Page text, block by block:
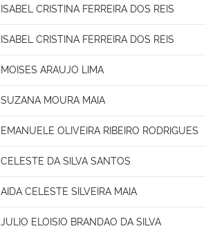
ISABEL CRISTINA FERREIRA DOS REIS
ISABEL CRISTINA FERREIRA DOS REIS
MOISES ARAUJO LIMA
SUZANA MOURA MAIA
EMANUELE OLIVEIRA RIBEIRO RODRIGUES
CELESTE DA SILVA SANTOS
AIDA CELESTE SILVEIRA MAIA
JULIO ELOISIO BRANDAO DA SILVA